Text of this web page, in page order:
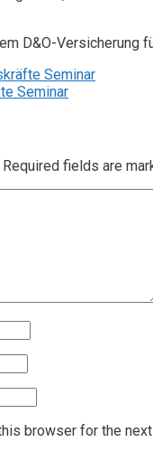
D&O-Versicherung
Seminar
Seminar
Required fields are
browser for the